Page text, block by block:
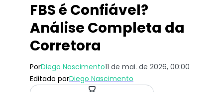
FBS é Confiável?
Análise Completa da
Corretora
PorDiego Nascimento11 de mai. de 2026, 00:00
Editado porDiego Nascimento